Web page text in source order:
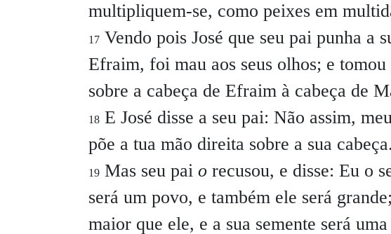
multipliquem-se, como peixes em
17 Vendo pois José que seu pai punha a
Efraim, foi mau aos seus olhos; e
sobre a cabeça de Efraim à cabeça de
18 E José disse a seu pai: Não assim,
põe a tua mão direita sobre a sua cabeça.
19 Mas seu pai o recusou, e disse: Eu o
será um povo, e também ele será
maior que ele, e a sua semente será